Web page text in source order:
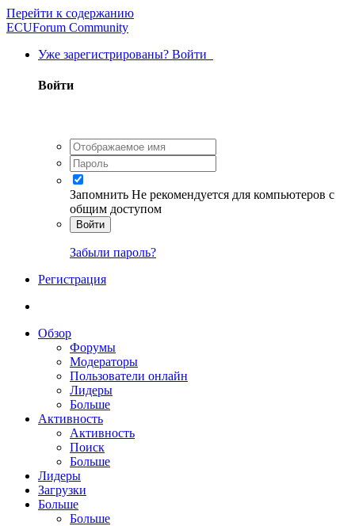
Перейти к содержанию
ECUForum Community
Уже зарегистрированы? Войти
Войти
Запомнить Не рекомендуется для компьютеров с
общим доступом
Войти
Забыли пароль?
Регистрация
Обзор
Форумы
Модераторы
Пользователи онлайн
Лидеры
Больше
Активность
Активность
Поиск
Больше
Лидеры
Загрузки
Больше
Больше